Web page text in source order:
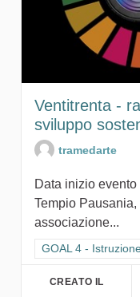
Ventitrenta -
sviluppo
tramedarte
Data inizio
Tempio
associazione...
Filtra i risultati per
GOAL 4 -
CREATO IL